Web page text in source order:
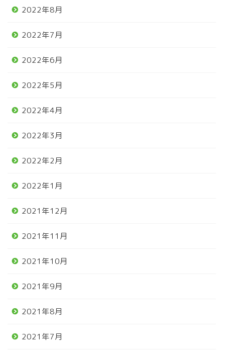
2022年8月
2022年7月
2022年6月
2022年5月
2022年4月
2022年3月
2022年2月
2022年1月
2021年12月
2021年11月
2021年10月
2021年9月
2021年8月
2021年7月